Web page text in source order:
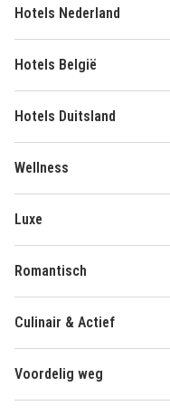
Hotels Nederland
Hotels België
Hotels Duitsland
Wellness
Luxe
Romantisch
Culinair & Actief
Voordelig weg